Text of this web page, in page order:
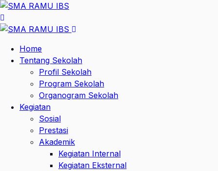
Home
Tentang Sekolah
Profil Sekolah
Program Sekolah
Organogram Sekolah
Kegiatan
Sosial
Prestasi
Akademik
Kegiatan Internal
Kegiatan Eksternal